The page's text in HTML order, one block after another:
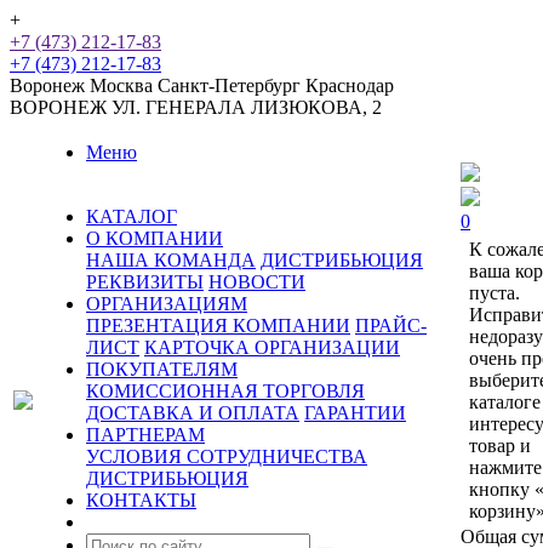
+
+7 (473) 212-17-83
+7 (473) 212-17-83
Воронеж Москва Санкт-Петербург Краснодар
ВОРОНЕЖ УЛ. ГЕНЕРАЛА ЛИЗЮКОВА, 2
Меню
КАТАЛОГ
О КОМПАНИИ
НАША КОМАНДА ДИСТРИБЬЮЦИЯ
РЕКВИЗИТЫ НОВОСТИ
ОРГАНИЗАЦИЯМ
ПРЕЗЕНТАЦИЯ КОМПАНИИ ПРАЙС-
ЛИСТ КАРТОЧКА ОРГАНИЗАЦИИ
ПОКУПАТЕЛЯМ
КОМИССИОННАЯ ТОРГОВЛЯ
ДОСТАВКА И ОПЛАТА ГАРАНТИИ
ПАРТНЕРАМ
УСЛОВИЯ СОТРУДНИЧЕСТВА
ДИСТРИБЬЮЦИЯ
КОНТАКТЫ
0
К
ваша
пуста.
очень
каталоге
товар и
нажмите
кнопку
Общая